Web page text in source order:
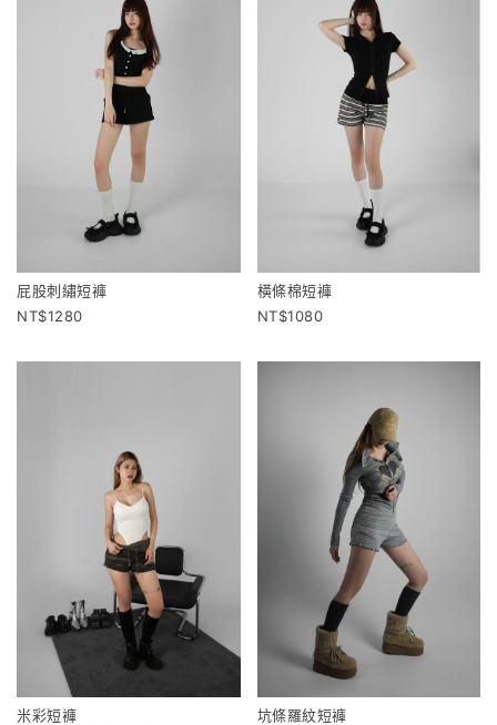
屁股刺繡短褲
1280
橫條棉短褲
1080
米彩短褲
坑條羅紋短褲